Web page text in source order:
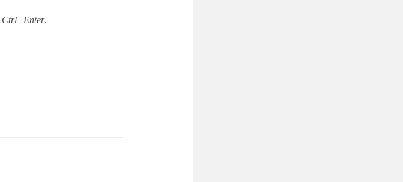
Ctrl+Enter.